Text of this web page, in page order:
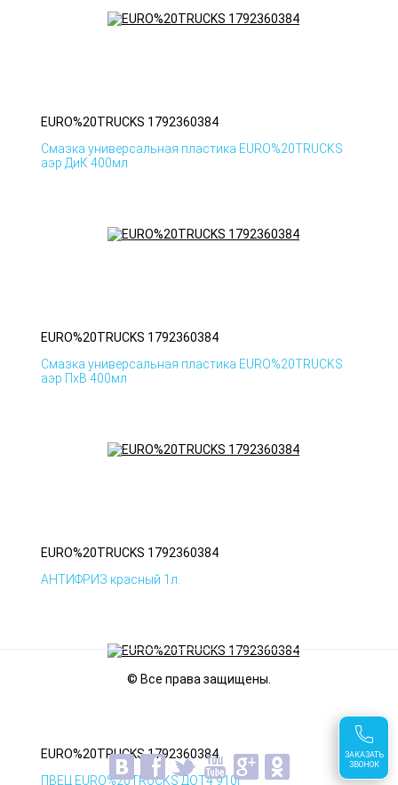
EURO%20TRUCKS 1792360384
Смазка универсальная пластика EURO%20TRUCKS
аэр ДиК 400мл
EURO%20TRUCKS 1792360384
Смазка универсальная пластика EURO%20TRUCKS
аэр ПхВ 400мл
EURO%20TRUCKS 1792360384
АНТИФРИЗ красный 1л.
EURO%20TRUCKS 1792360384
ПВЕЦ EURO%20TRUCKS ДОТ4 910г
ЗАКАЗАТЬ
ЗВОНОК
© Все права защищены.